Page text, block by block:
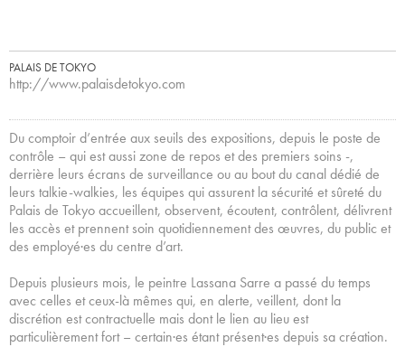
PALAIS DE TOKYO
http://www.palaisdetokyo.com
Du comptoir d’entrée aux seuils des expositions, depuis le poste de
contrôle – qui est aussi zone de repos et des premiers soins -,
derrière leurs écrans de surveillance ou au bout du canal dédié de
leurs talkie-walkies, les équipes qui assurent la sécurité et sûreté du
Palais de Tokyo accueillent, observent, écoutent, contrôlent, délivrent
les accès et prennent soin quotidiennement des œuvres, du public et
des employé·es du centre d’art.
Depuis plusieurs mois, le peintre Lassana Sarre a passé du temps
avec celles et ceux-là mêmes qui, en alerte, veillent, dont la
discrétion est contractuelle mais dont le lien au lieu est
particulièrement fort – certain·es étant présent·es depuis sa création.